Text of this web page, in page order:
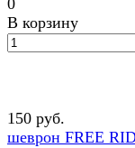
0
В корзину
150 руб.
шеврон FREE